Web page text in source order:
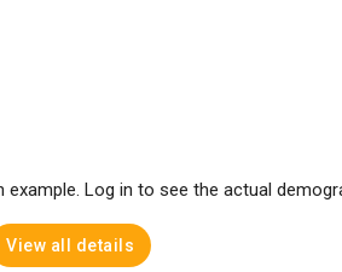
example. Log in to see the actual
View all details